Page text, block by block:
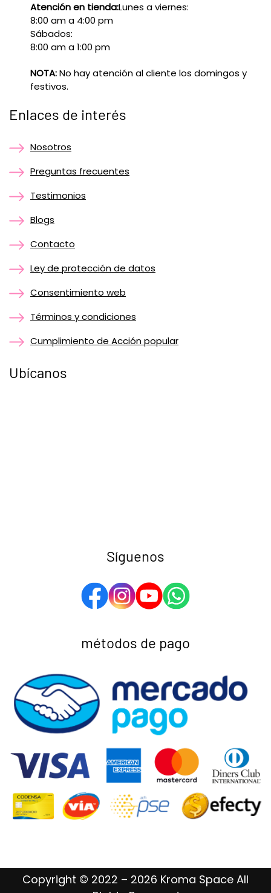
Atención en tienda:Lunes a viernes:
8:00 am a 4:00 pm
Sábados:
8:00 am a 1:00 pm
NOTA:No hay atención al cliente los domingos y
festivos.
Enlaces de interés
Nosotros
Preguntas frecuentes
Testimonios
Blogs
Contacto
Ley de protección de datos
Consentimiento web
Términos y condiciones
Cumplimiento de Acción popular
Ubícanos
Síguenos
métodos de pago
Copyright © 2022 – 2026 Kroma Space All